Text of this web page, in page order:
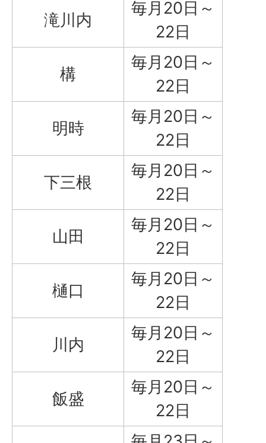
滝川内
毎月20日～
22日
構
毎月20日～
22日
明時
毎月20日～
22日
下三根
毎月20日～
22日
山田
毎月20日～
22日
樋口
毎月20日～
22日
川内
毎月20日～
22日
飯盛
毎月20日～
22日